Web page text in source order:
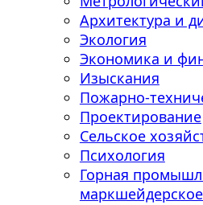
Архитектура и
Экология
Экономика и
Изыскания
Пожарно-
Проектирование
Сельское
Психология
Горная